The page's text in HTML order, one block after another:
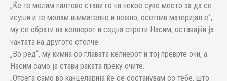
„Ќе те молам палтово стави го на некое суво место за да се
исуши и те молам внимателно и нежно, осетлив материјал е“,
му се обрати на келнерот и седна спроти Насим, оставајќи ја
чантата на другото столче.
„Во ред“, му кимна со главата келнерот и тој преврте очи, а
Насим само ја стави раката преку очите.
„Отсега само во канцеларија ќе се состанувам со тебе, што